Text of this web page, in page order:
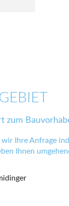
zum
Ihre Anfrage
Ihnen